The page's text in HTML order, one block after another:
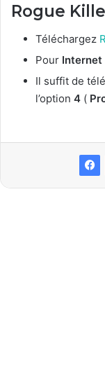
Rogue
Téléchargez
Pour Internet
Il suffit de
l’option 4 (